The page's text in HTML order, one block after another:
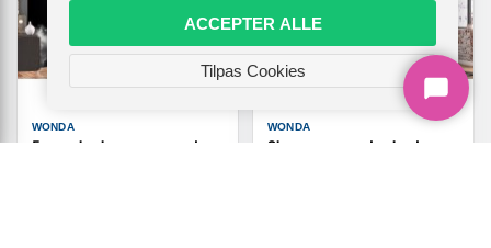
WONDA
5-panels skærmvæg med
WONDA
Skærmvæg med solnedgang
ACCEPTER ALLE
Tilpas Cookies